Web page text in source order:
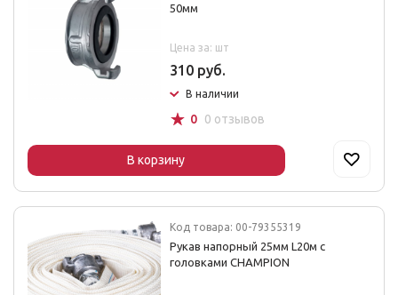
50мм
Цена за: шт
310 руб.
В наличии
☆ 0 0 отзывов
В корзину
Код товара: 00-79355319
Рукав напорный 25мм L20м с
головками CHAMPION